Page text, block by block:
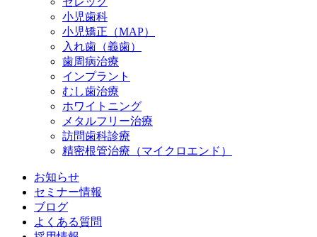
小児歯科
小児矯正（MAP）
入れ歯（義歯）
歯周病治療
インプラント
むし歯治療
ホワイトニング
メタルフリー治療
訪問歯科診療
精密根管治療（マイクロエンド）
お知らせ
セミナー情報
ブログ
よくある質問